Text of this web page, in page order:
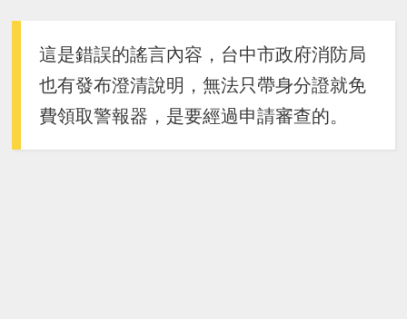
這是錯誤的謠言內容，台中市政府消防局
也有發布澄清說明，無法只帶身分證就免
費領取警報器，是要經過申請審查的。